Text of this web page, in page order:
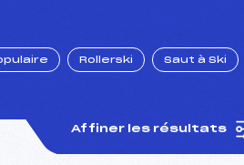
Rollerski Saut à Ski
Affiner les résultats